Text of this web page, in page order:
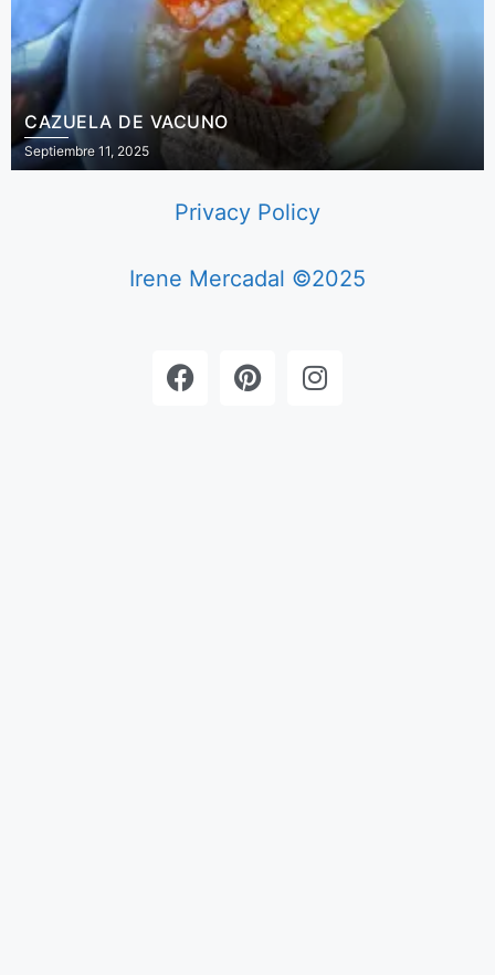
CAZUELA DE VACUNO
Septiembre 11, 2025
Privacy Policy
Irene Mercadal ©2025